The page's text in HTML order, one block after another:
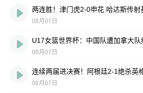
08月07日
08月07日
08月07日